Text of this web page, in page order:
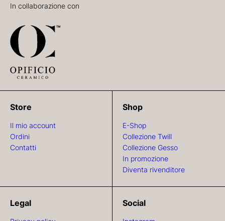
In collaborazione con
Store
Il mio account
Ordini
Contatti
Shop
E-Shop
Collezione Twill
Collezione Gesso
In promozione
Diventa rivenditore
Legal Social